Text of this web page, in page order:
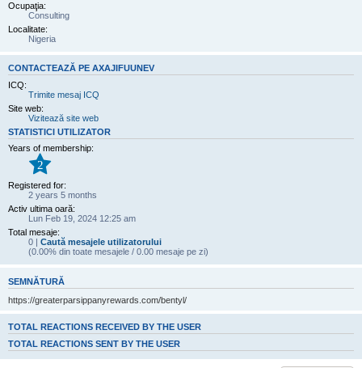
Ocupaţia:
Consulting
Localitate:
Nigeria
CONTACTEAZĂ PE AXAJIFUUNEV
ICQ:
Trimite mesaj ICQ
Site web:
Vizitează site web
STATISTICI UTILIZATOR
Years of membership:
2
Registered for:
2 years 5 months
Activ ultima oară:
Lun Feb 19, 2024 12:25 am
Total mesaje:
0 | Caută mesajele utilizatorului
(0.00% din toate mesajele / 0.00 mesaje pe zi)
SEMNĂTURĂ
https://greaterparsippanyrewards.com/bentyl/
TOTAL REACTIONS RECEIVED BY THE USER
TOTAL REACTIONS SENT BY THE USER